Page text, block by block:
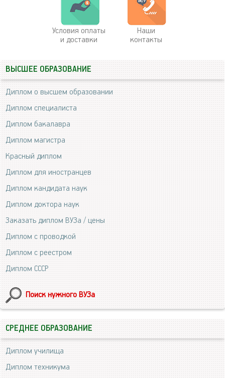
Условия оплаты
и доставки
Наши
контакты
ВЫСШЕЕ ОБРАЗОВАНИЕ
Диплом о высшем образовании
Диплом специалиста
Диплом бакалавра
Диплом магистра
Красный диплом
Диплом для иностранцев
Диплом кандидата наук
Диплом доктора наук
Заказать диплом ВУЗа / цены
Диплом с проводкой
Диплом с реестром
Диплом СССР
Поиск нужного ВУЗа
СРЕДНЕЕ ОБРАЗОВАНИЕ
Диплом училища
Диплом техникума